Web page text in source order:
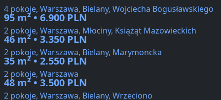
4 pokoje, Warszawa, Bielany, Wojciecha Bogusławskiego
95 m² • 6.900 PLN
2 pokoje, Warszawa, Młociny, Książąt Mazowieckich
46 m² • 3.350 PLN
2 pokoje, Warszawa, Bielany, Marymoncka
35 m² • 2.550 PLN
2 pokoje, Warszawa
48 m² • 3.500 PLN
2 pokoje, Warszawa, Bielany, Wrzeciono